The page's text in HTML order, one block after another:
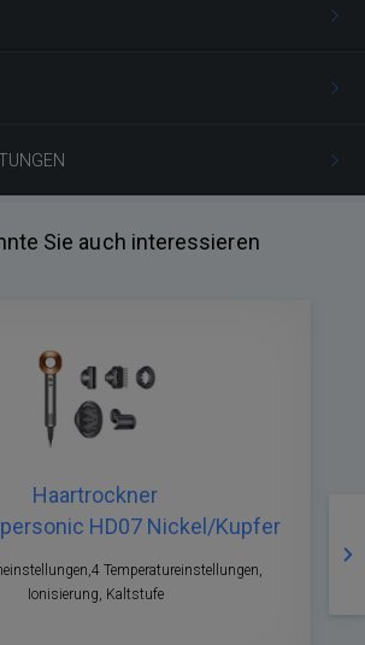
Sie auch interessieren
Haartrockner
HD07 Nickel/Kupfer
Temperatureinstellungen,
Ionisierung, Kaltstufe